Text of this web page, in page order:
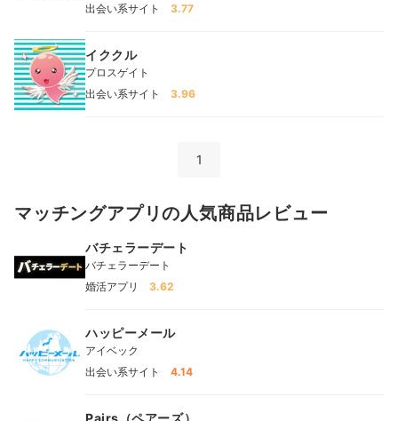
出会い系サイト
3.77
イククル
プロスゲイト
出会い系サイト
3.96
1
マッチングアプリの人気商品レビュー
バチェラーデート
バチェラーデート
婚活アプリ
3.62
ハッピーメール
アイベック
出会い系サイト
4.14
Pairs（ペアーズ）